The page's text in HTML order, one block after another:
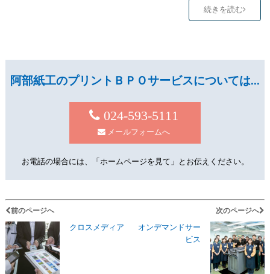
続きを読む
阿部紙工のプリントＢＰＯサービスについては…
024-593-5111
メールフォームへ
お電話の場合には、「ホームページを見て」とお伝えください。
前のページへ
クロスメディア
次のページへ
オンデマンドサー
ビス